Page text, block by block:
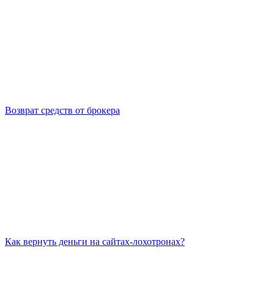
Возврат средств от брокера
Как вернуть деньги на сайтах-лохотронах?